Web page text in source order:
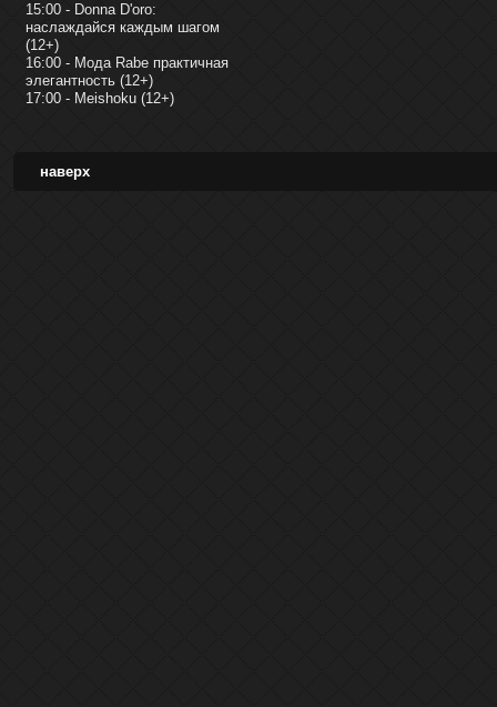
15:00 - Donna D'oro:
наслаждайся каждым шагом
(12+)
16:00 - Мода Rabe практичная
элегантность (12+)
17:00 - Meishoku (12+)
наверх